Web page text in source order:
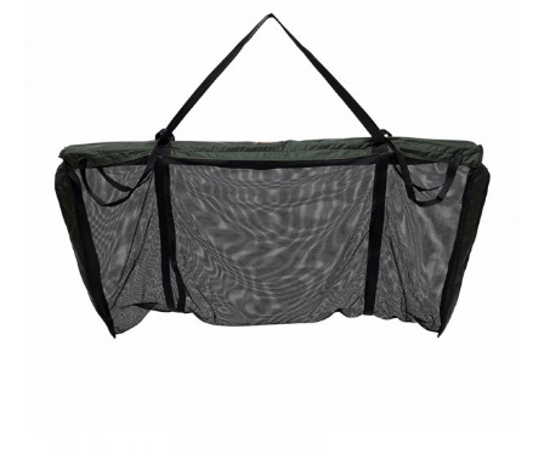
Захранки
добавки
Макари